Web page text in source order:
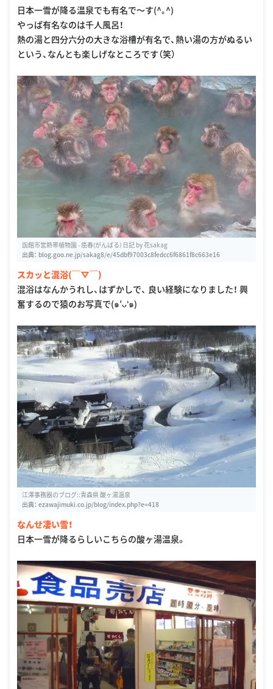
日本一雪が降る温泉でも有名で〜す(^｡^)
やっぱ有名なのは千人風呂！
熱の湯と四分六分の大きな浴槽が有名で、熱い湯の方がぬるい
という、なんとも楽しげなところです（笑）
函館市営熱帯植物園 - 癌春(がんばる）日記 by 花sakag
出典： blog.goo.ne.jp/sakag8/e/45dbf97003c8fedcc6f6861f8c663e16
スカッと混浴(￣▽￣)
混浴はなんかうれし、はずかしで、 良い経験になりました！ 興
奮するので猿のお写真で(๑′ᴗ‵๑)
江澤事務器のブログ::青森県 酸ヶ湯温泉
出典： ezawajimuki.co.jp/blog/index.php?e=418
なんせ凄い雪！
日本一雪が降るらしいこちらの酸ヶ湯温泉。